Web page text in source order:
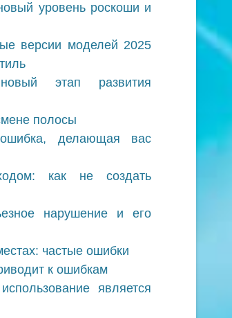
уровень роскоши и
версии моделей 2025
этап развития
полосы
делающая вас
как не создать
нарушение и его
частые ошибки
к ошибкам
является